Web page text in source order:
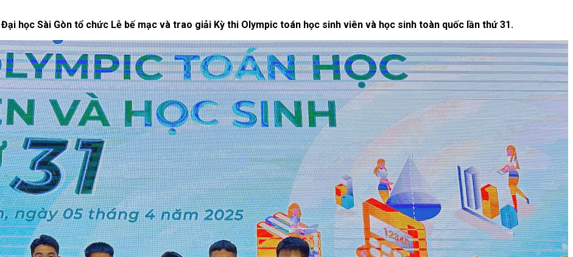
học Sài Gòn tổ chức Lễ bế mạc và trao giải Kỳ thi Olympic toán học sinh viên và học sinh toàn quốc lần thứ 31.